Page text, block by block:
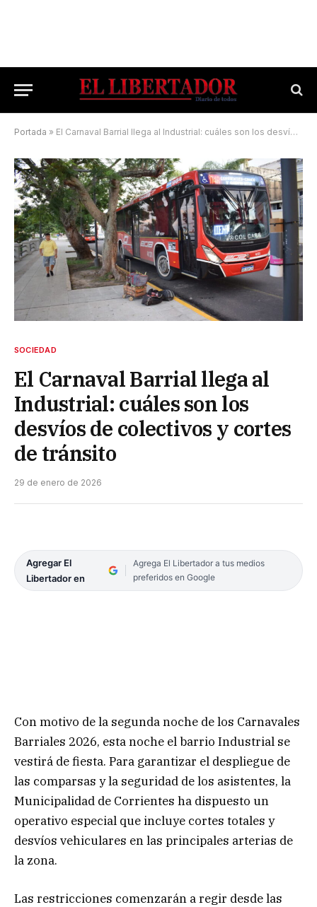
Portada » El Carnaval Barrial llega al Industrial: cuáles son los desvíos de colectivos y cortes de tránsito
SOCIEDAD
El Carnaval Barrial llega al
Industrial: cuáles son los
desvíos de colectivos y cortes
de tránsito
29 de enero de 2026
Agregar El
Libertador en
Agrega El Libertador a tus medios
preferidos en Google
Con motivo de la segunda noche de los Carnavales
Barriales 2026, esta noche el barrio Industrial se
vestirá de fiesta. Para garantizar el despliegue de
las comparsas y la seguridad de los asistentes, la
Municipalidad de Corrientes ha dispuesto un
operativo especial que incluye cortes totales y
desvíos vehiculares en las principales arterias de
la zona.
Las restricciones comenzarán a regir desde las